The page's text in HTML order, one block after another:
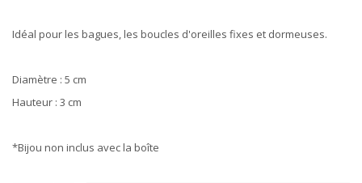
Idéal pour les bagues, les boucles d'oreilles fixes et dormeuses.
Diamètre : 5 cm
Hauteur : 3 cm
*Bijou non inclus avec la boîte